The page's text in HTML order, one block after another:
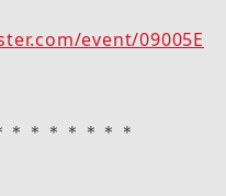
event/09005E
＊＊＊＊＊＊